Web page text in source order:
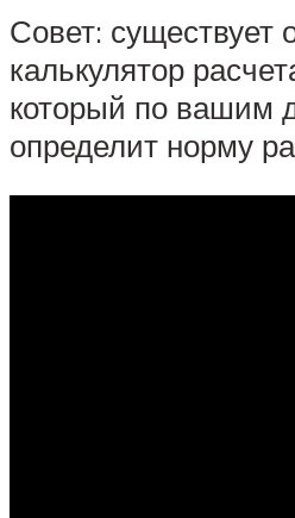
Совет: существует
калькулятор
который по вашим
определит норму